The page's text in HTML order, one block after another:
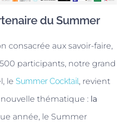
du Summer
consacrée aux savoir-faire,
participants, notre grand
leSummer Cocktail, revient
thématique : la
année, le Summer